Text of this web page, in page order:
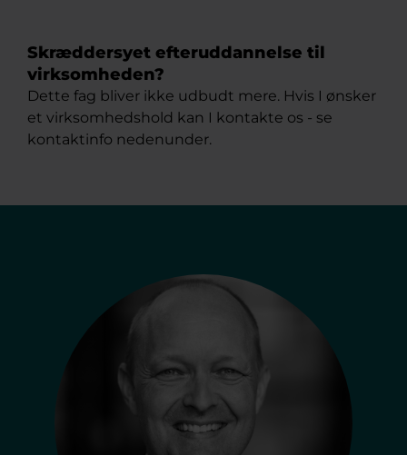
Skræddersyet efteruddannelse til
virksomheden?
Dette fag bliver ikke udbudt mere. Hvis I ønsker
et virksomhedshold kan I kontakte os - se
kontaktinfo nedenunder.